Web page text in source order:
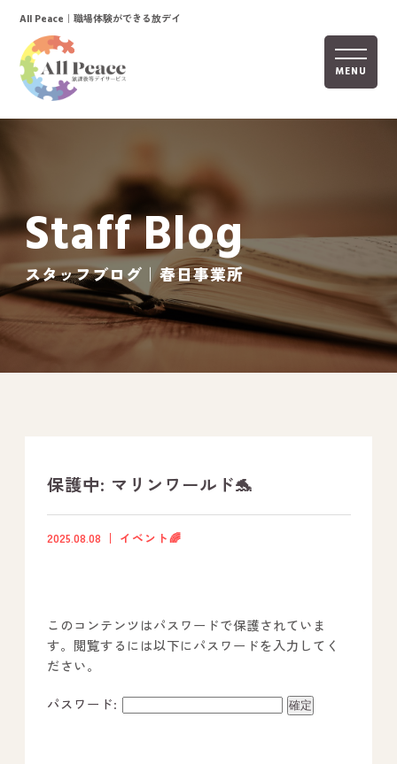
MENU
ホーム
活動内容
ご利用までの流れ
採用情報
自己評価表
社内行事
事業所のご案内
－ オールピース宗像事業所
－ オールピース福津事業所
All Peace ｜職場体験ができる放デイ
Staff Blog
スタッフブログ｜春日事業所
保護中: マリンワールド🐬
2025.08.08 イベント🌈
このコンテンツはパスワードで保護されていま
す。閲覧するには以下にパスワードを入力してく
ださい。
パスワード: